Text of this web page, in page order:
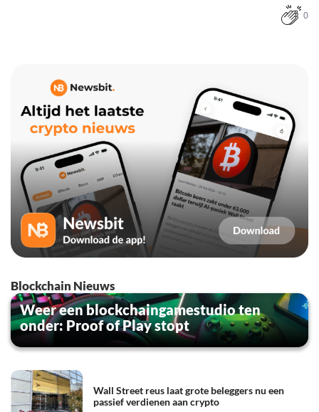
0
Blockchain Nieuws
Weer een blockchaingamestudio ten
onder: Proof of Play stopt
Wall Street reus laat grote beleggers nu een
passief verdienen aan crypto